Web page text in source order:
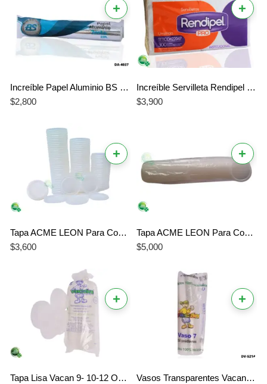
+
Increíble Papel Aluminio BS 7 Metros – Repuesto Práctico de Alta Calidad
$2,800
+
Increíble Servilleta Rendipel Económica – La Mejor Servilleta de 300 Unidades
$3,900
+
Tapa ACME LEON Para Copa 1 ó 1/2 Onza Transparente x 100 Unidades
$3,600
+
Tapa ACME LEON Para Copa 1.5 Onza Transparente x 100 Und
$5,000
+
Tapa Lisa Vacan 9- 10-12 Onzas X50 unidades
+
Vasos Transparentes Vacan 7 oz – Paquete x 50 Unidades